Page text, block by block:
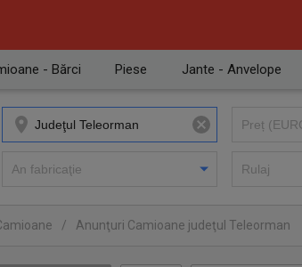
- Bărci Piese Jante - Anvelope
/ Anunţuri Camioane judeţul Teleorman